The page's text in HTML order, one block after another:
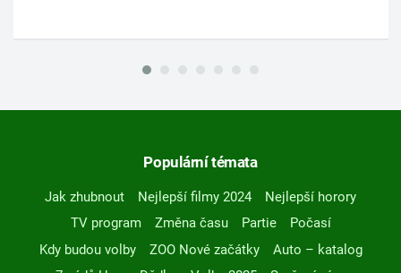
Populární témata
Jak zhubnout Nejlepší filmy 2024
Nejlepší horory
TV program
Změna času Partie
Počasí
Kdy budou volby
ZOO Nové začátky
Auto – katalog